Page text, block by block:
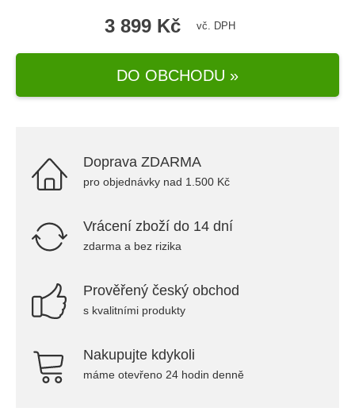
3 899 Kč vč. DPH
DO OBCHODU »
Doprava ZDARMA
pro objednávky nad 1.500 Kč
Vrácení zboží do 14 dní
zdarma a bez rizika
Prověřený český obchod
s kvalitními produkty
Nakupujte kdykoli
máme otevřeno 24 hodin denně